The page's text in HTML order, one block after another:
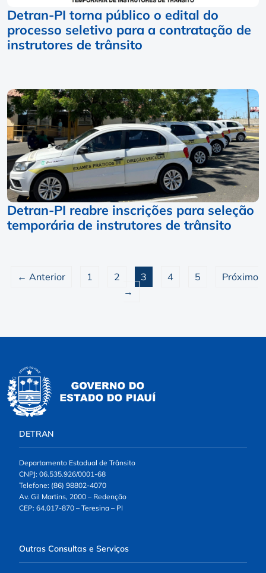
Detran-PI torna público o edital do
processo seletivo para a contratação de
instrutores de trânsito
Detran-PI reabre inscrições para seleção
temporária de instrutores de trânsito
← Anterior 1 2 3 4 5
Próximo
→
DETRAN
Departamento Estadual de Trânsito
CNPJ: 06.535.926/0001-68
Telefone: (86) 98802-4070
Av. Gil Martins, 2000 – Redenção
CEP: 64.017-870 – Teresina – PI
Outras Consultas e Serviços